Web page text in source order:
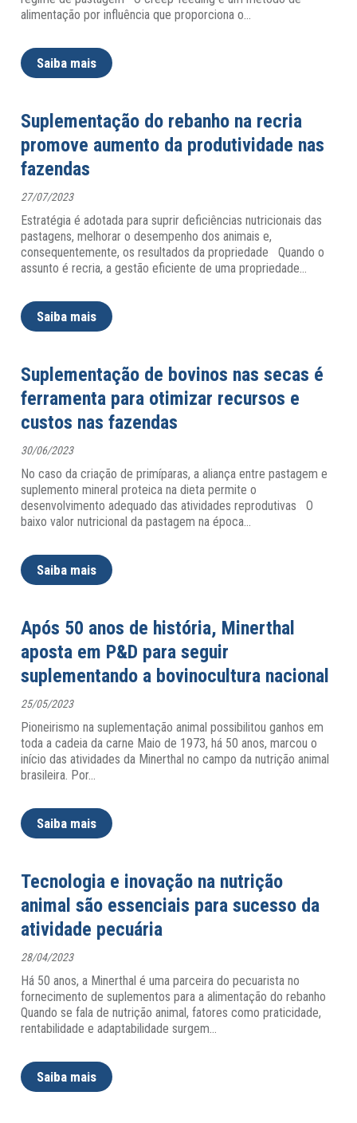
alimentação por influência que proporciona o…
Saiba mais
Suplementação do rebanho na recria
promove aumento da produtividade nas
fazendas
27/07/2023
Estratégia é adotada para suprir deficiências nutricionais das
pastagens, melhorar o desempenho dos animais e,
consequentemente, os resultados da propriedade Quando o
assunto é recria, a gestão eficiente de uma propriedade…
Saiba mais
Suplementação de bovinos nas secas é
ferramenta para otimizar recursos e
custos nas fazendas
30/06/2023
No caso da criação de primíparas, a aliança entre pastagem e
suplemento mineral proteica na dieta permite o
desenvolvimento adequado das atividades reprodutivas O
baixo valor nutricional da pastagem na época…
Saiba mais
Após 50 anos de história, Minerthal
aposta em P&D para seguir
suplementando a bovinocultura nacional
25/05/2023
Pioneirismo na suplementação animal possibilitou ganhos em
toda a cadeia da carne Maio de 1973, há 50 anos, marcou o
início das atividades da Minerthal no campo da nutrição animal
brasileira. Por…
Saiba mais
Tecnologia e inovação na nutrição
animal são essenciais para sucesso da
atividade pecuária
28/04/2023
Há 50 anos, a Minerthal é uma parceira do pecuarista no
fornecimento de suplementos para a alimentação do rebanho
Quando se fala de nutrição animal, fatores como praticidade,
rentabilidade e adaptabilidade surgem…
Saiba mais